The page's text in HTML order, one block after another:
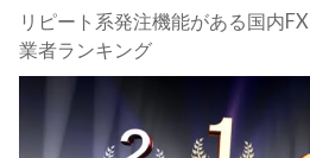
リピート系発注機能がある国内FX
業者ランキング